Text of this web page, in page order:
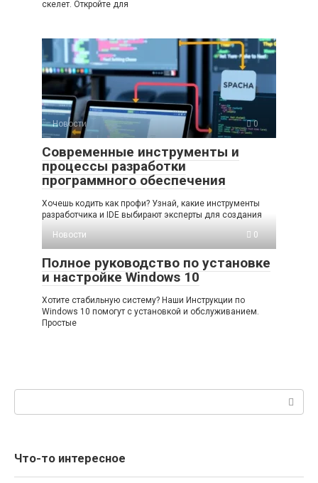
скелет. Откройте для
Новости 0
Современные инструменты и
процессы разработки
программного обеспечения
Хочешь кодить как профи? Узнай, какие инструменты
разработчика и IDE выбирают эксперты для создания
Новости
0
Полное руководство по установке
и настройке Windows 10
Хотите стабильную систему? Наши Инструкции по
Windows 10 помогут с установкой и обслуживанием.
Простые
Что-то интересное